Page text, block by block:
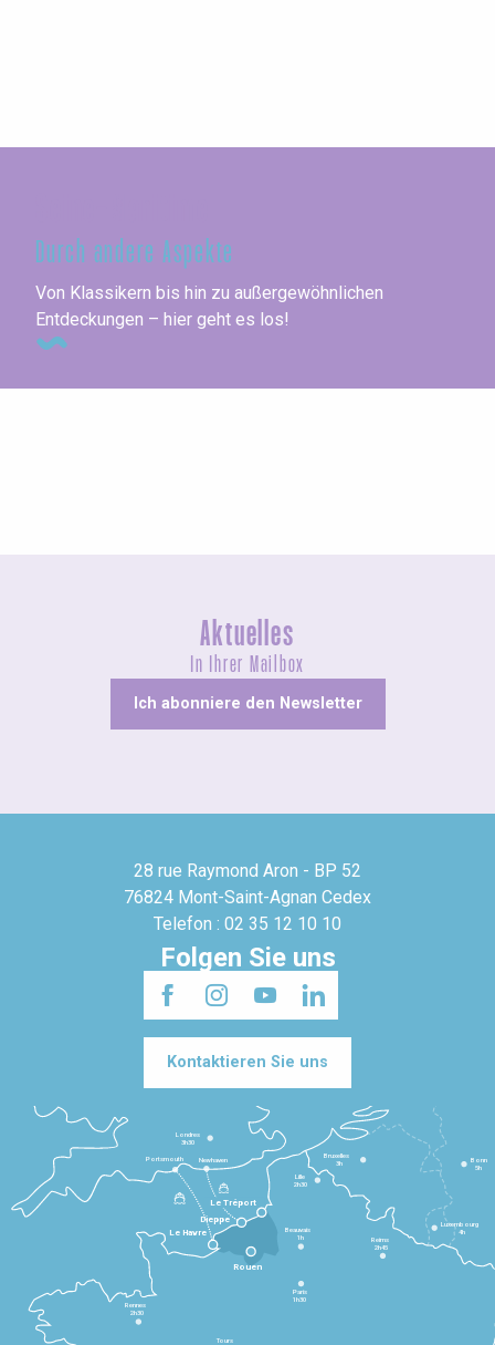
Durch andere Aspekte
Von Klassikern bis hin zu außergewöhnlichen
Entdeckungen – hier geht es los!
Aktuelles
In Ihrer Mailbox
Ich abonniere den Newsletter
28 rue Raymond Aron - BP 52
76824 Mont-Saint-Agnan Cedex
Telefon : 02 35 12 10 10
Folgen Sie uns
Kontaktieren Sie uns
Le Havre
Dieppe
Le Tréport
Rennes
2h30
Tours
Paris
1h30
Beauvais
1h
Reims
2h45
Lille
2h30
Bruxelles
3h
Londres
3h30
Newhaven
Portsmouth
Bonn
5h
Luxembourg
4h
Rouen